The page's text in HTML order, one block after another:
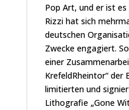
Pop Art, und er ist
Rizzi hat sich
deutschen
Zwecke engagiert.
einer
KrefeldRheintor“ der
limitierten und
Lithografie „Gone